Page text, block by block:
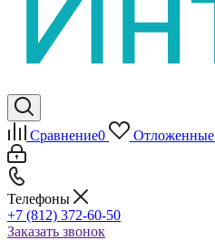
Сравнение0 Отложенные
Телефоны
+7 (812) 372-60-50
Заказать звонок